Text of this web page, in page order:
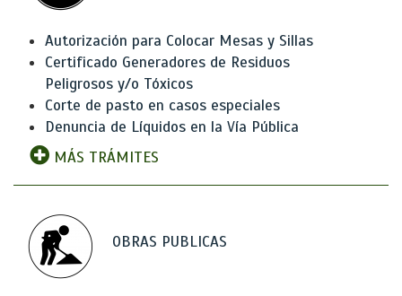
Autorización para Colocar Mesas y Sillas
Certificado Generadores de Residuos
Peligrosos y/o Tóxicos
Corte de pasto en casos especiales
Denuncia de Líquidos en la Vía Pública
MÁS TRÁMITES
OBRAS PUBLICAS